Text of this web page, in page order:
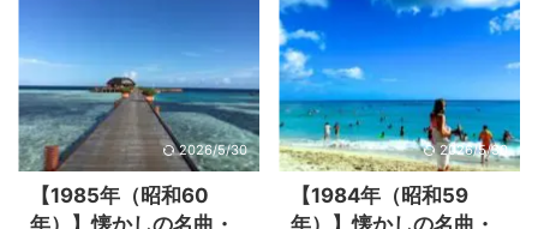
の音楽
2026/5/30
【1985年（昭和60
年）】懐かしの名曲・
2026/5/30
【1984年（昭和59
年）】懐かしの名曲・